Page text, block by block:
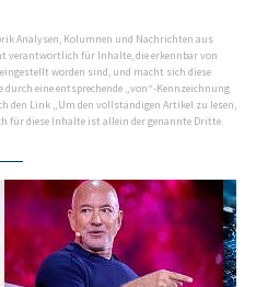
Analysen, Kolumnen und Nachrichten aus
verantwortlich für Inhalte, die erkennbar von
worden sind, und macht sich diese
eine entsprechende „von“-Kennzeichnung
den Link „Um den vollständigen Artikel zu lesen,
für diese Inhalte ist allein der genannte Dritte.